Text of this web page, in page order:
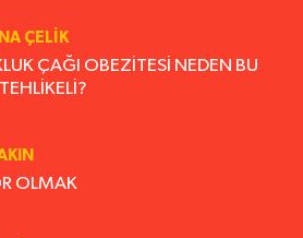
ÇELIK
ÇAĞI OBEZİTESİ NEDEN BU
OLMAK